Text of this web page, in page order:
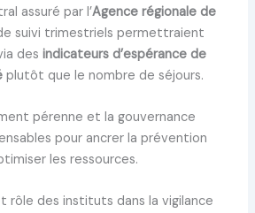
assuré par l’Agence régionale de
suivi trimestriels permettraient
des indicateurs d’espérance de
plutôt que le nombre de séjours.
pérenne et la gouvernance
pour ancrer la prévention
les ressources.
rôle des instituts dans la vigilance